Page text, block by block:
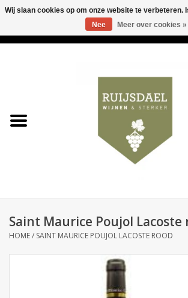
& sterker
Contact
Saint Maurice Poujol Lacoste
HOME/ SAINT MAURICE POUJOL LACOSTE ROOD
Wij slaan cookies op om onze website te verbeteren.
Nee
Meer over cookies »